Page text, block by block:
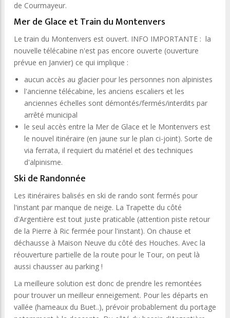
de Courmayeur.
Mer de Glace et Train du Montenvers
Le train du Montenvers est ouvert. INFO IMPORTANTE : la
nouvelle télécabine n'est pas encore ouverte (ouverture
prévue en Janvier) ce qui implique :
aucun accès au glacier pour les personnes non alpinistes
l'ancienne télécabine, les anciens escaliers et les
anciennes échelles sont démontés/fermés/interdits par
arrêté municipal
le seul accès entre la Mer de Glace et le Montenvers est
le nouvel itinéraire (en jaune sur le plan ci-joint). Sorte de
via ferrata, il requiert du matériel et des techniques
d'alpinisme.
Ski de Randonnée
Les itinéraires balisés en ski de rando sont fermés pour
l'instant par manque de neige. La Trapette du côté
d'Argentière est tout juste praticable (attention piste retour
de la Pierre à Ric fermée pour l'instant). On chause et
déchausse à Maison Neuve du côté des Houches. Avec la
réouverture partielle de la route pour le Tour, on peut là
aussi chausser au parking !
La meilleure solution est donc de prendre les remontées
pour trouver un meilleur enneigement. Pour les départs en
vallée (hameaux du Buet..), prévoir probablement du portage